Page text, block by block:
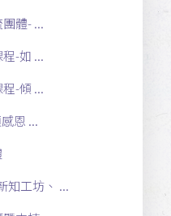
體- ...
-如 ...
-傾 ...
恩 ...
知工坊、 ...